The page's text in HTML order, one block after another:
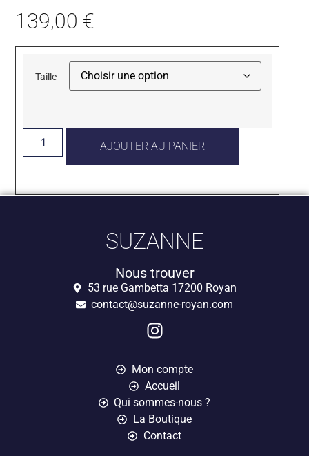
139,00 €
Taille
AJOUTER AU PANIER
SUZANNE
Nous trouver
53 rue Gambetta 17200 Royan
contact@suzanne-royan.com
Mon compte
Accueil
Qui sommes-nous ?
La Boutique
Contact